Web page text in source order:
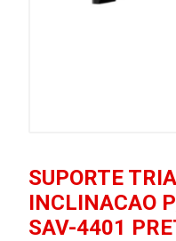
SUPORTE
INCLINACAO
SAV-4401